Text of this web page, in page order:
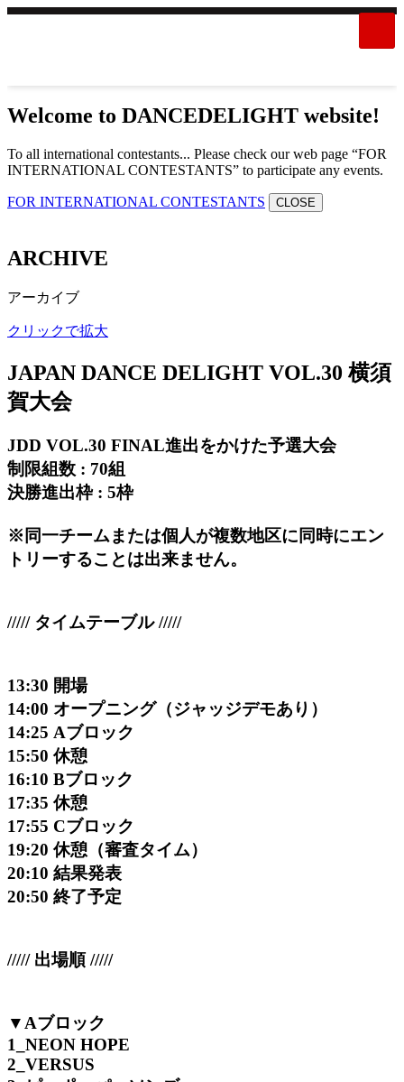
Welcome to DANCEDELIGHT website!
To all international contestants... Please check our web page “FOR
INTERNATIONAL CONTESTANTS” to participate any events.
FOR INTERNATIONAL CONTESTANTS CLOSE
ARCHIVE
アーカイブ
クリックで拡大
JAPAN DANCE DELIGHT VOL.30 横須
賀大会
JDD VOL.30 FINAL進出をかけた予選大会
制限組数 : 70組
決勝進出枠 : 5枠
※同一チームまたは個人が複数地区に同時にエン
トリーすることは出来ません。
///// タイムテーブル /////
13:30 開場
14:00 オープニング（ジャッジデモあり）
14:25 Aブロック
15:50 休憩
16:10 Bブロック
17:35 休憩
17:55 Cブロック
19:20 休憩（審査タイム）
20:10 結果発表
20:50 終了予定
///// 出場順 /////
▼Aブロック
1_NEON HOPE
2_VERSUS